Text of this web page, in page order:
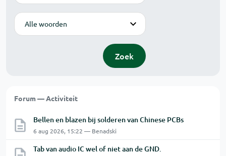
Modus
Zoek
Forum — Activiteit
Bellen en blazen bij solderen van Chinese PCBs
6 aug 2026, 15:22 — Benadski
Tab van audio IC wel of niet aan de GND.